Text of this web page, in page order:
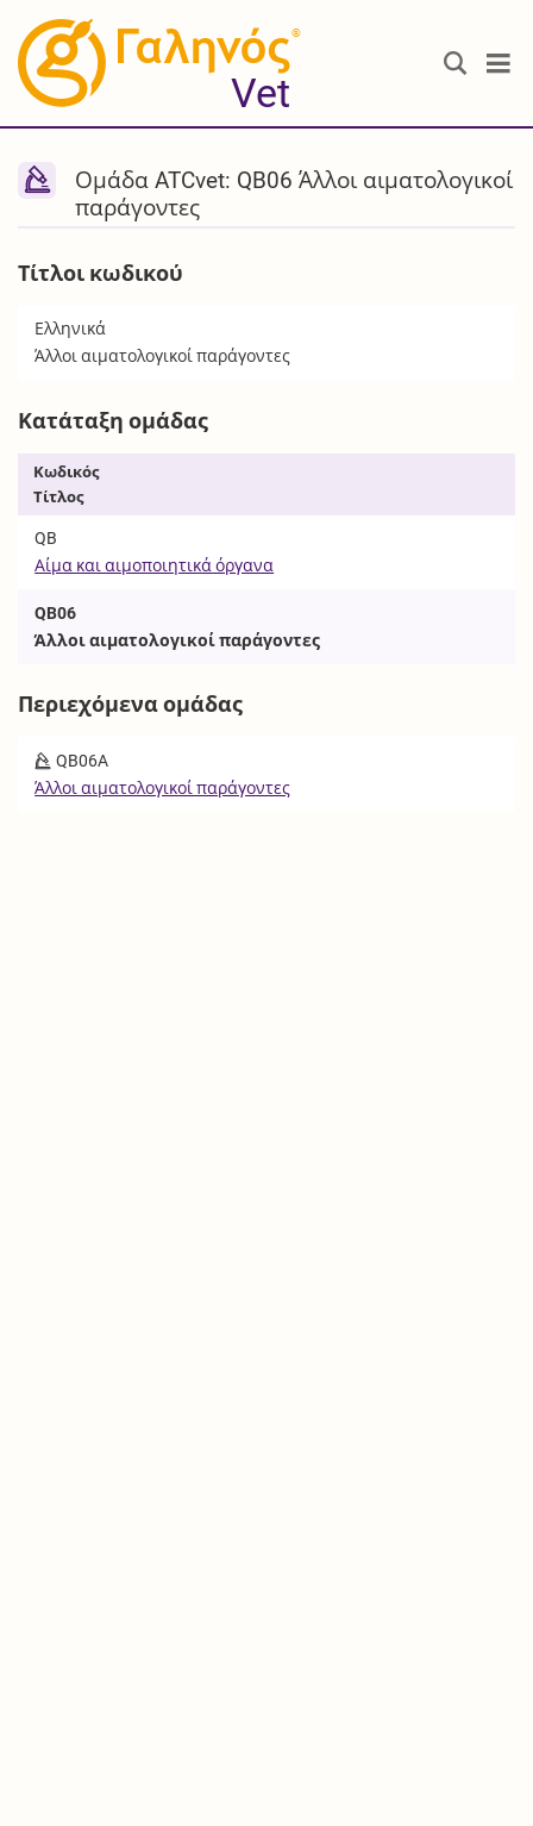
®
Vet
Ομάδα ATCvet: QB06 Άλλοι αιματολογικοί
παράγοντες
Τίτλοι κωδικού
Ελληνικά
Άλλοι αιματολογικοί παράγοντες
Κατάταξη ομάδας
Κωδικός
Τίτλος
QB
Αίμα και αιμοποιητικά όργανα
QB06
Άλλοι αιματολογικοί παράγοντες
Περιεχόμενα ομάδας
QB06A
Άλλοι αιματολογικοί παράγοντες